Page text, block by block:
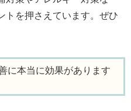
トを押さえています。ぜひ
に本当に効果があります